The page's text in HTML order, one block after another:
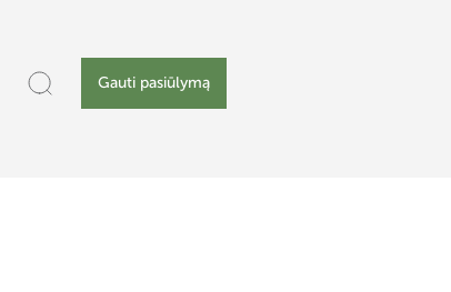
Gauti pasiūlymą